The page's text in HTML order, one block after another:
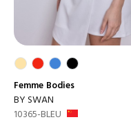
Femme Bodies
BY SWAN
10365-BLEU